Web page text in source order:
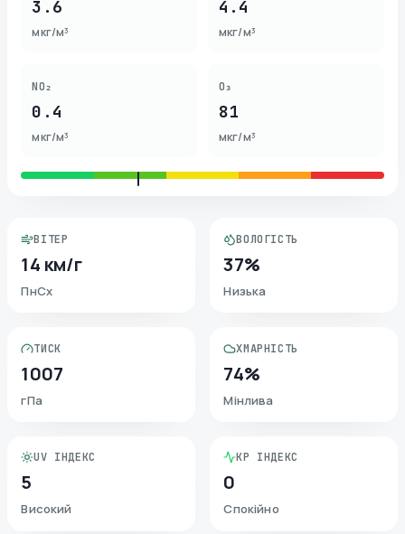
3.6
мкг/м³
4.4
мкг/м³
NO₂
0.4
мкг/м³
O₃
81
мкг/м³
ВІТЕР
14 км/г
ПнСх
ВОЛОГІСТЬ
37%
Низька
ТИСК
1007
гПа
ХМАРНІСТЬ
74%
Мінлива
UV ІНДЕКС
5
Високий
KP ІНДЕКС
0
Спокійно